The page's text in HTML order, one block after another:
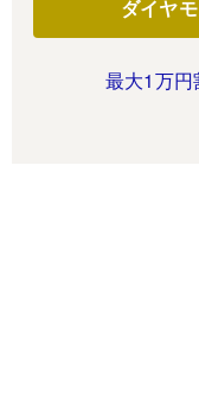
ダイヤ
最大1万円